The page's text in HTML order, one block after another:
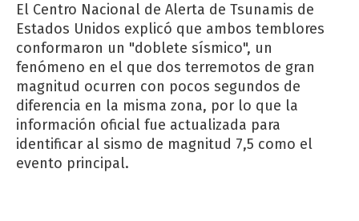
El Centro Nacional de Alerta de Tsunamis de
Estados Unidos explicó que ambos temblores
conformaron un "doblete sísmico", un
fenómeno en el que dos terremotos de gran
magnitud ocurren con pocos segundos de
diferencia en la misma zona, por lo que la
información oficial fue actualizada para
identificar al sismo de magnitud 7,5 como el
evento principal.